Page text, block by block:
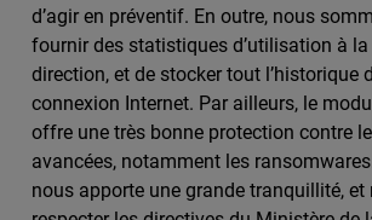
d’agir en préventif. En outre, nous
fournir des statistiques d’utilisation à
direction, et de stocker tout l’historique
connexion Internet. Par ailleurs, le
offre une très bonne protection contre
avancées, notamment les
nous apporte une grande tranquillité, et